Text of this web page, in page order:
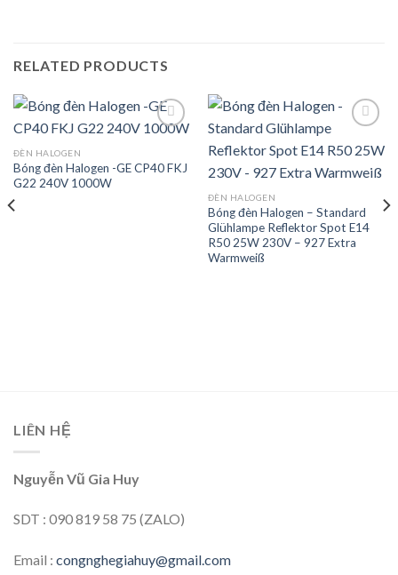
RELATED PRODUCTS
Add to
ĐÈN HALOGEN
Bóng đèn Halogen -GE CP40 FKJ
G22 240V 1000W
Add to
wishlist
ĐÈN HALOGEN
Bóng đèn Halogen – Standard
Glühlampe Reflektor Spot E14
R50 25W 230V – 927 Extra
Warmweiß
LIÊN HỆ
Nguyễn Vũ Gia Huy
SDT : 090 819 58 75 (ZALO)
Email : congnghegiahuy@gmail.com